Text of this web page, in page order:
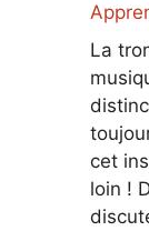
La
cet
loin !